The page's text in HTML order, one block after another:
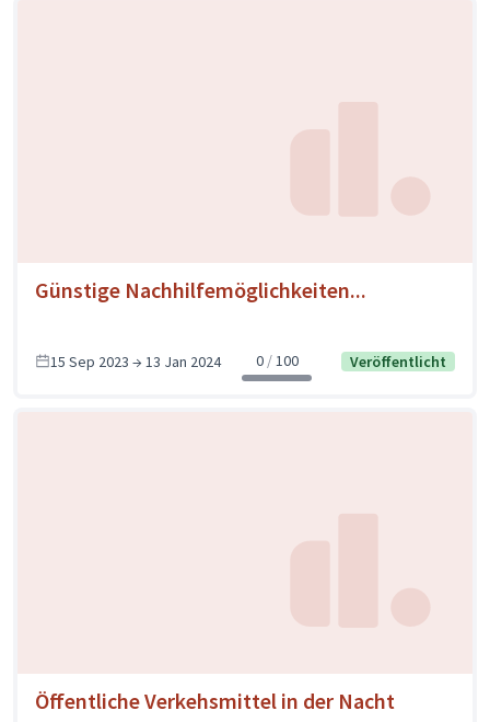
Günstige Nachhilfemöglichkeiten...
15 Sep 2023 → 13 Jan 2024 0 100 Veröffentlicht
Öffentliche Verkehsmittel in der Nacht